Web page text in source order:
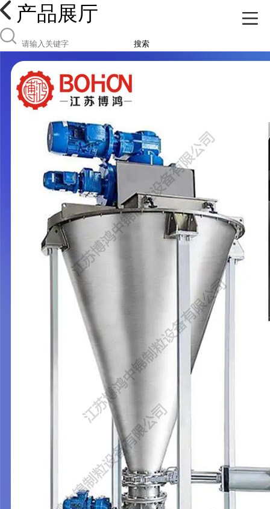
产品展厅
搜索